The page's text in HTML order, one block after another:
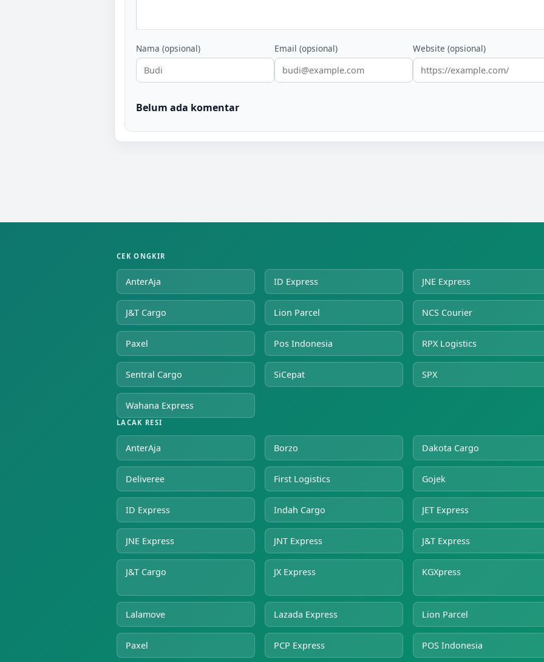
Nama (opsional) Email (opsional) Website (opsional)
Belum ada komentar
CEK ONGKIR
AnterAja ID Express JNE Express
J&T Cargo Lion Parcel NCS Courier
Paxel Pos Indonesia RPX Logistics
Sentral Cargo SiCepat SPX
Wahana Express
LACAK RESI
AnterAja Borzo Dakota Cargo
Deliveree First Logistics Gojek
ID Express Indah Cargo JET Express
JNE Express JNT Express J&T Express
J&T Cargo JX Express KGXpress
Lalamove Lazada Express Lion Parcel
Paxel PCP Express POS Indonesia